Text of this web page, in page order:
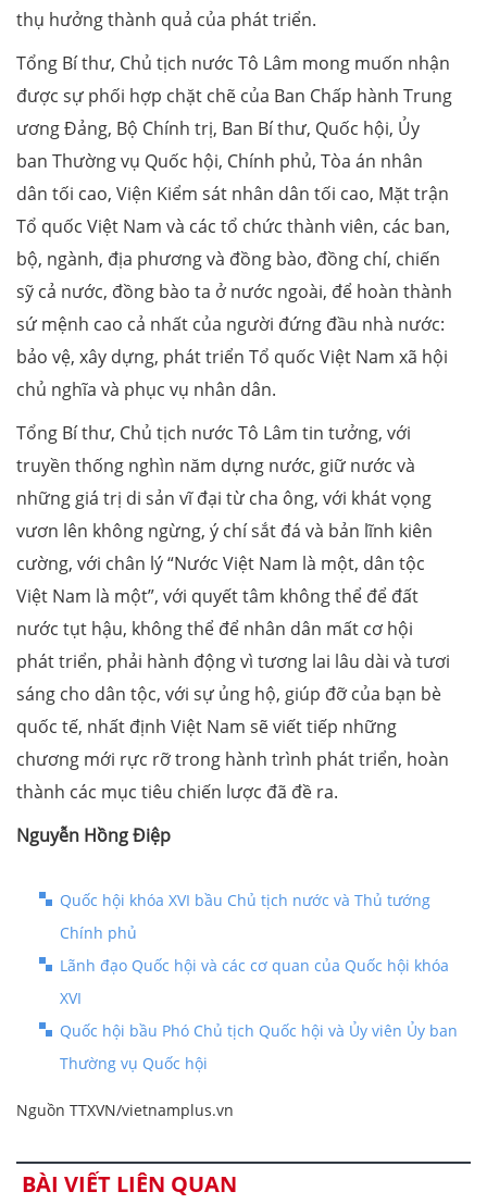
thụ hưởng thành quả của phát triển.
Tổng Bí thư, Chủ tịch nước Tô Lâm mong muốn nhận
được sự phối hợp chặt chẽ của Ban Chấp hành Trung
ương Đảng, Bộ Chính trị, Ban Bí thư, Quốc hội, Ủy
ban Thường vụ Quốc hội, Chính phủ, Tòa án nhân
dân tối cao, Viện Kiểm sát nhân dân tối cao, Mặt trận
Tổ quốc Việt Nam và các tổ chức thành viên, các ban,
bộ, ngành, địa phương và đồng bào, đồng chí, chiến
sỹ cả nước, đồng bào ta ở nước ngoài, để hoàn thành
sứ mệnh cao cả nhất của người đứng đầu nhà nước:
bảo vệ, xây dựng, phát triển Tổ quốc Việt Nam xã hội
chủ nghĩa và phục vụ nhân dân.
Tổng Bí thư, Chủ tịch nước Tô Lâm tin tưởng, với
truyền thống nghìn năm dựng nước, giữ nước và
những giá trị di sản vĩ đại từ cha ông, với khát vọng
vươn lên không ngừng, ý chí sắt đá và bản lĩnh kiên
cường, với chân lý “Nước Việt Nam là một, dân tộc
Việt Nam là một”, với quyết tâm không thể để đất
nước tụt hậu, không thể để nhân dân mất cơ hội
phát triển, phải hành động vì tương lai lâu dài và tươi
sáng cho dân tộc, với sự ủng hộ, giúp đỡ của bạn bè
quốc tế, nhất định Việt Nam sẽ viết tiếp những
chương mới rực rỡ trong hành trình phát triển, hoàn
thành các mục tiêu chiến lược đã đề ra.
Nguyễn Hồng Điệp
Quốc hội khóa XVI bầu Chủ tịch nước và Thủ tướng
Chính phủ
Lãnh đạo Quốc hội và các cơ quan của Quốc hội khóa
XVI
Quốc hội bầu Phó Chủ tịch Quốc hội và Ủy viên Ủy ban
Thường vụ Quốc hội
Nguồn TTXVN/vietnamplus.vn
BÀI VIẾT LIÊN QUAN